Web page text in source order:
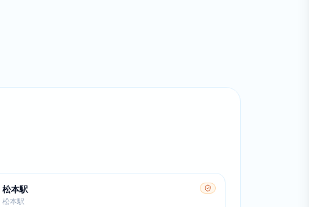
松本駅
松本駅